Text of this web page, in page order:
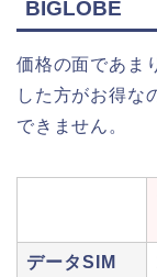
BIGLOBE
価格の面であま
した方がお得な
できません。
データSIM